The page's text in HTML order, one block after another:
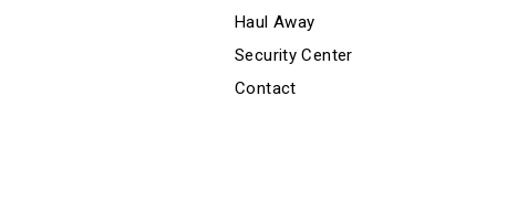
Haul Away
Security Center
Contact